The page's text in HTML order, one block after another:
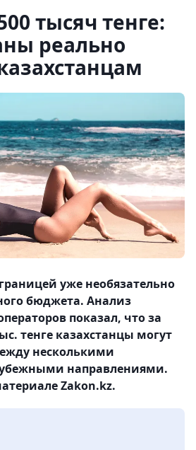
тысяч тенге:
реально
уже необязательно
бюджета. Анализ
показал, что за
тенге казахстанцы могут
несколькими
направлениями.
Zakon.kz.